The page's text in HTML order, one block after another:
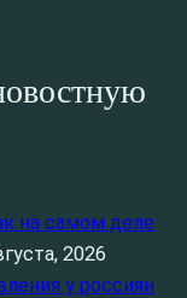
на самом деле
2026
у россиян